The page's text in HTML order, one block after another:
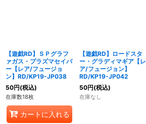
【遊戯RD】ＳＰグラフ
ァガス・プラズマセイバ
ー【レア/フュージョ
ン】RD/KP19-JP038
50円(税込)
在庫数18枚
カートに入れる
【遊戯RD】ロードスタ
ー・グラディマギア【レ
ア/フュージョン】
RD/KP19-JP042
50円(税込)
在庫なし